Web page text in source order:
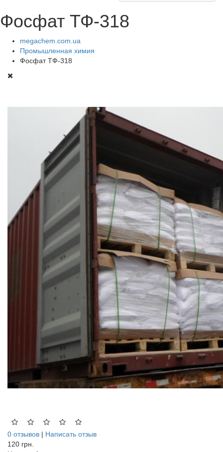
Фосфат ТФ-318
megachem.com.ua
Промышленная химия
Фосфат ТФ-318
0 отзывов | Написать отзыв
120 грн.